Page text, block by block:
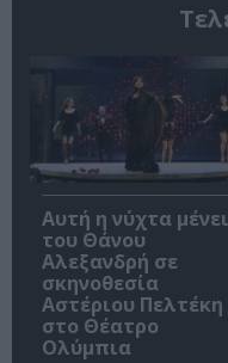
Αυτή η νύχτα
του Θάνου
Αλεξανδρή σε
σκηνοθεσία
Αστέριου Πελτέκη
στο Θέατρο
Ολύμπια